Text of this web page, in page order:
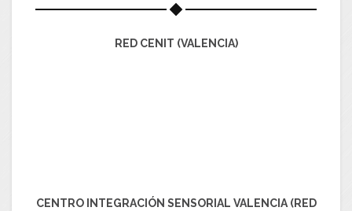
RED CENIT (VALENCIA)
CENTRO INTEGRACIÓN SENSORIAL VALENCIA (RED